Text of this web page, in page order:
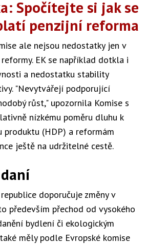
Spočítejte si jak se
penzijní reforma
ale nejsou nedostatky jen v
EK se například dotkla i
a nedostatku stability
"Nevytvářejí podporující
růst," upozornila Komise s
nízkému poměru dluhu k
produktu (HDP) a reformám
ještě na udržitelné cestě.
doporučuje změny v
především přechod od vysokého
bydlení či ekologickým
měly podle Evropské komise